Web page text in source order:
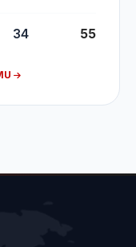
34 55